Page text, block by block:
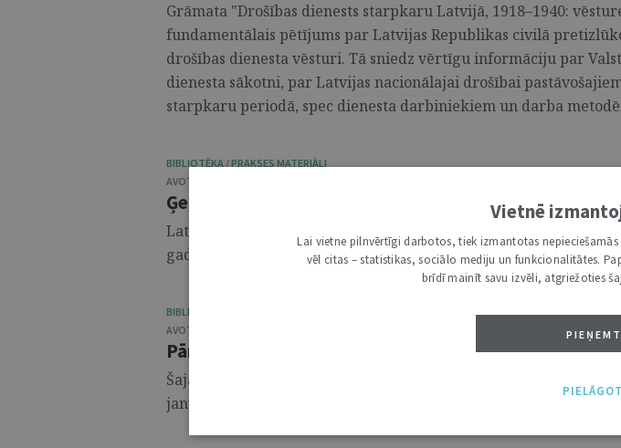
Grāmata "Drošības dienests starpkaru Latvijā, 1918–1940:
fundamentālais pētījums par Latvijas Republikas civilā
drošības dienesta vēsturi. Tā sniedz vērtīgu informāciju par
dienesta sākotni, par Latvijas nacionālajai drošībai
starpkaru periodā, spec dienesta darbiniekiem un darba
BIBLIOTĒKA / PRAKSES MATERIĀLI
AVOTS:
Ģenerālprokurora ziņojums par 2025. gada darbu
Latvijas Republikas ģenerālprokurora Armīna Meistera ziņojums
gadā paveikto un 2026. gada darbības prioritātēm. ...
BIBLIOTĒKA / PRAKSES MATERIĀLI
AVOTS:
Pārskats par Satversmes tiesas 2025. gada darbu
Šajā pārskatā atspoguļots Satversmes tiesas veikums no 2025.
janvāra līdz 2025. gada 31. decembrim. ...
Vietnē
Lai vietne pilnvērtīgi darbotos, tiek izmantotas
vēl citas – statistikas, sociālo mediju un funkcionalitātes.
brīdī mainīt savu izvēli, atgriežoties